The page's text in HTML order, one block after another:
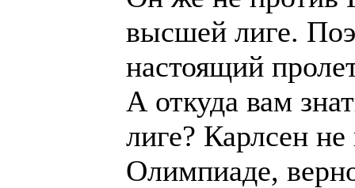
высшей лиге.
настоящий
А откуда вам
лиге? Карлсен
Олимпиаде,